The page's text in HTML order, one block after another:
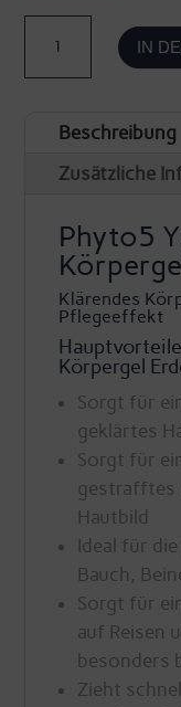
entschlackendes
Phyto5
Menge
IN
Beschreibung
Zusätzliche
Phyto5
Klärendes
Pflegeeffekt
Körpergel
Sorgt für
geklärtes
Sorgt für
gestrafftes
Hautbild
Ideal für
Bauch,
Sorgt für
auf Reisen
besonders
Zieht